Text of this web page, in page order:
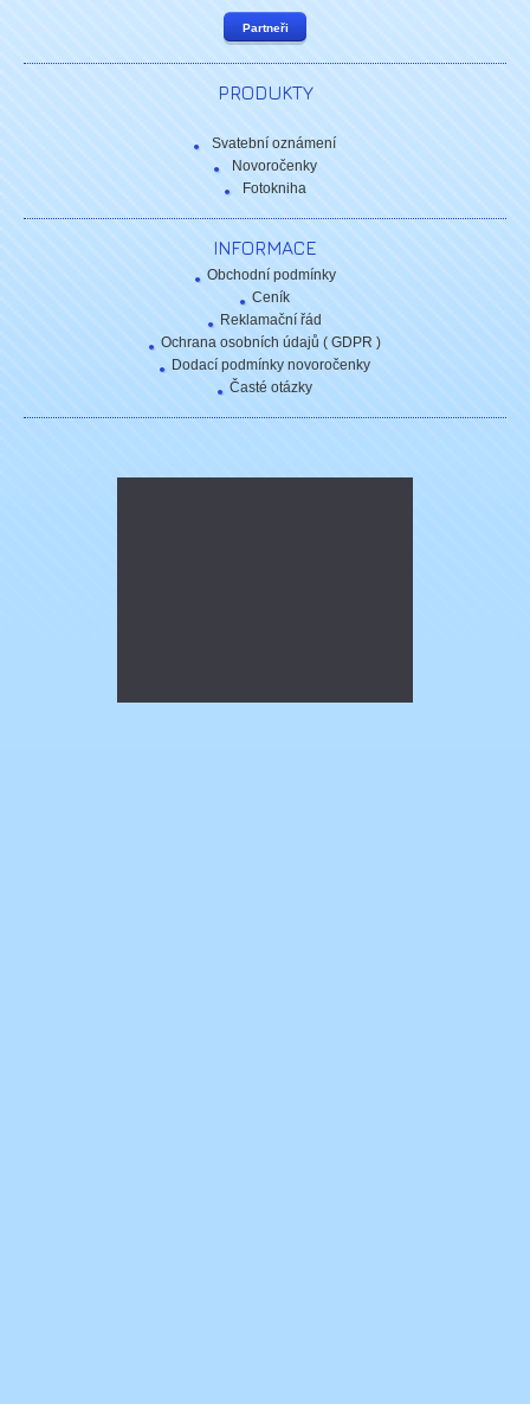
Partneři
PRODUKTY
Svatební oznámení
Novoročenky
Fotokniha
INFORMACE
Obchodní podmínky
Ceník
Reklamační řád
Ochrana osobních údajů ( GDPR )
Dodací podmínky novoročenky
Časté otázky